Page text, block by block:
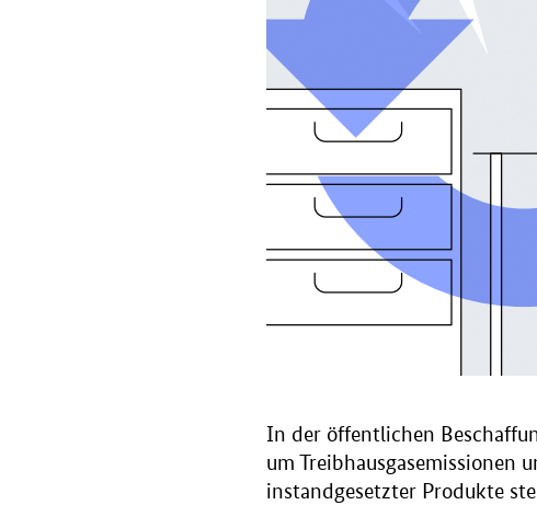
In der öffentlichen
um Treibhausgasemissionen
instandgesetzter Produkte